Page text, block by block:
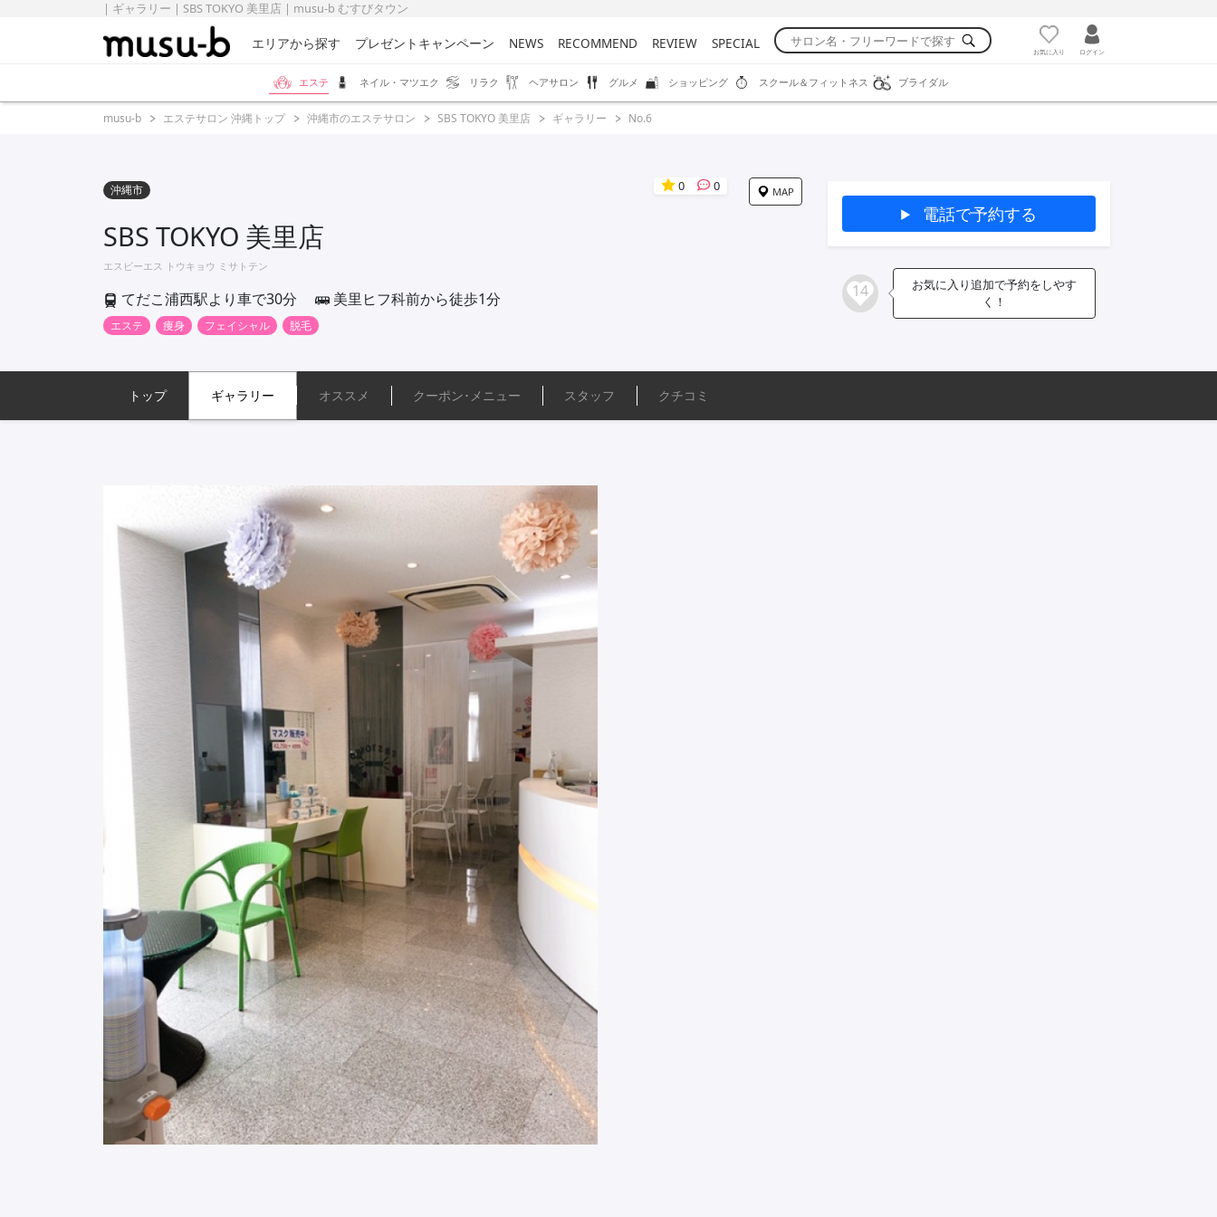
| ギャラリー | SBS TOKYO 美里店 | musu-b むすびタウン
エリアから探す プレゼントキャンペーン NEWS RECOMMEND REVIEW SPECIAL お気に入り ログイン
エステ ネイル・マツエク リラク ヘアサロン グルメ ショッピング スクール＆フィットネス ブライダル
musu-b エステサロン 沖縄トップ 沖縄市のエステサロン SBS TOKYO 美里店 ギャラリー No.6
沖縄市 0 0 MAP
SBS TOKYO 美里店
エスビーエス トウキョウ ミサトテン
てだこ浦西駅より車で30分 美里ヒフ科前から徒歩1分
エステ 痩身 フェイシャル 脱毛
電話で予約する
14
お気に入り追加で予約をしやす
く！
トップ ギャラリー オススメ クーポン･ メニュー スタッフ クチコミ